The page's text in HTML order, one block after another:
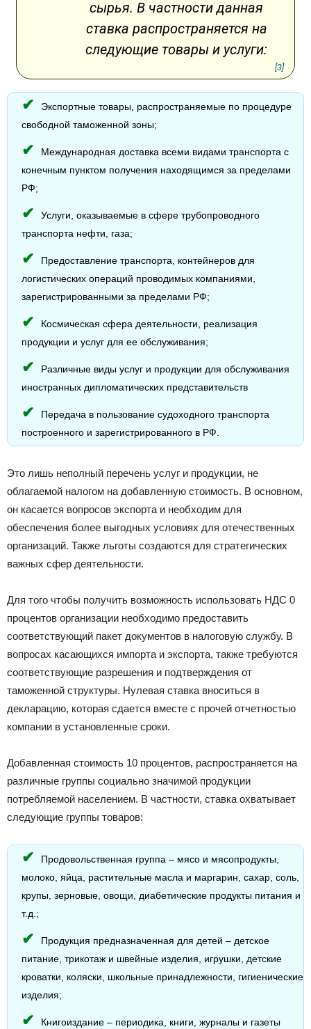
сырья. В частности данная
ставка распространяется на
следующие товары и услуги:
[3]
Экспортные товары, распространяемые по процедуре
свободной таможенной зоны;
Международная доставка всеми видами транспорта с
конечным пунктом получения находящимся за пределами
РФ;
Услуги, оказываемые в сфере трубопроводного
транспорта нефти, газа;
Предоставление транспорта, контейнеров для
логистических операций проводимых компаниями,
зарегистрированными за пределами РФ;
Космическая сфера деятельности, реализация
продукции и услуг для ее обслуживания;
Различные виды услуг и продукции для обслуживания
иностранных дипломатических представительств
Передача в пользование судоходного транспорта
построенного и зарегистрированного в РФ.
Это лишь неполный перечень услуг и продукции, не
облагаемой налогом на добавленную стоимость. В основном,
он касается вопросов экспорта и необходим для
обеспечения более выгодных условиях для отечественных
организаций. Также льготы создаются для стратегических
важных сфер деятельности.
Для того чтобы получить возможность использовать НДС 0
процентов организации необходимо предоставить
соответствующий пакет документов в налоговую службу. В
вопросах касающихся импорта и экспорта, также требуются
соответствующие разрешения и подтверждения от
таможенной структуры. Нулевая ставка вноситься в
декларацию, которая сдается вместе с прочей отчетностью
компании в установленные сроки.
Добавленная стоимость 10 процентов, распространяется на
различные группы социально значимой продукции
потребляемой населением. В частности, ставка охватывает
следующие группы товаров:
Продовольственная группа – мясо и мясопродукты,
молоко, яйца, растительные масла и маргарин, сахар, соль,
крупы, зерновые, овощи, диабетические продукты питания и
т.д.;
Продукция предназначенная для детей – детское
питание, трикотаж и швейные изделия, игрушки, детские
кроватки, коляски, школьные принадлежности, гигиенические
изделия;
Книгоиздание – периодика, книги, журналы и газеты